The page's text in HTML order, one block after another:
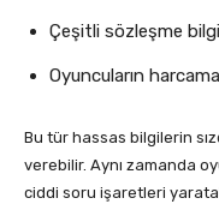
Çeşitli sözleşme
Oyuncuların
Bu tür hassas bilgilerin
verebilir. Aynı zamanda
ciddi soru işaretleri